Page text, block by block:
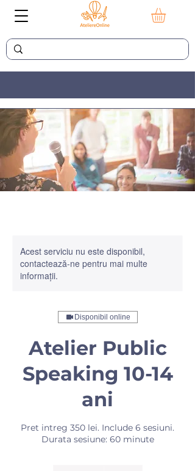
Acest serviciu nu este disponibil,
contactează-ne pentru mai multe
informații.
Disponibil online
Atelier Public
Speaking 10-14
ani
Pret intreg 350 lei. Include 6 sesiuni.
Durata sesiune: 60 minute